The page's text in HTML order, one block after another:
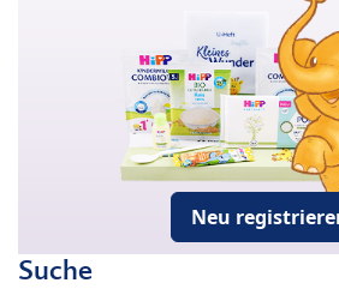
Neu
Suche